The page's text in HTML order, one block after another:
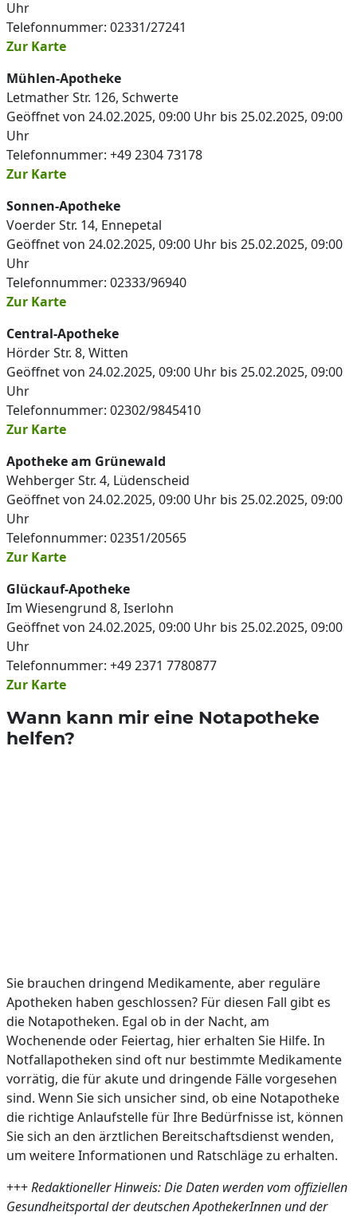
Uhr
Telefonnummer: 02331/27241
Zur Karte
Mühlen-Apotheke
Letmather Str. 126, Schwerte
Geöffnet von 24.02.2025, 09:00 Uhr bis 25.02.2025, 09:00
Uhr
Telefonnummer: +49 2304 73178
Zur Karte
Sonnen-Apotheke
Voerder Str. 14, Ennepetal
Geöffnet von 24.02.2025, 09:00 Uhr bis 25.02.2025, 09:00
Uhr
Telefonnummer: 02333/96940
Zur Karte
Central-Apotheke
Hörder Str. 8, Witten
Geöffnet von 24.02.2025, 09:00 Uhr bis 25.02.2025, 09:00
Uhr
Telefonnummer: 02302/9845410
Zur Karte
Apotheke am Grünewald
Wehberger Str. 4, Lüdenscheid
Geöffnet von 24.02.2025, 09:00 Uhr bis 25.02.2025, 09:00
Uhr
Telefonnummer: 02351/20565
Zur Karte
Glückauf-Apotheke
Im Wiesengrund 8, Iserlohn
Geöffnet von 24.02.2025, 09:00 Uhr bis 25.02.2025, 09:00
Uhr
Telefonnummer: +49 2371 7780877
Zur Karte
Wann kann mir eine Notapotheke
helfen?
Sie brauchen dringend Medikamente, aber reguläre
Apotheken haben geschlossen? Für diesen Fall gibt es
die Notapotheken. Egal ob in der Nacht, am
Wochenende oder Feiertag, hier erhalten Sie Hilfe. In
Notfallapotheken sind oft nur bestimmte Medikamente
vorrätig, die für akute und dringende Fälle vorgesehen
sind. Wenn Sie sich unsicher sind, ob eine Notapotheke
die richtige Anlaufstelle für Ihre Bedürfnisse ist, können
Sie sich an den ärztlichen Bereitschaftsdienst wenden,
um weitere Informationen und Ratschläge zu erhalten.
+++Redaktioneller Hinweis: Die Daten werden vom offiziellen
Gesundheitsportal der deutschen ApothekerInnen und der